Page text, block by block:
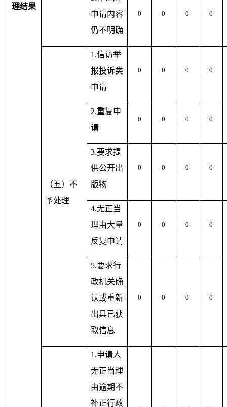
理结果
申请内容
仍不明确
0 0 0 0
（五）不
予处理
1.信访举
报投诉类
申请
0 0 0 0
2.重复申
请
0 0 0 0
3.要求提
供公开出
版物
0 0 0 0
4.无正当
理由大量
反复申请
0 0 0 0
5.要求行
政机关确
认或重新
出具已获
取信息
0 0 0 0
1.申请人
无正当理
由逾期不
补正行政